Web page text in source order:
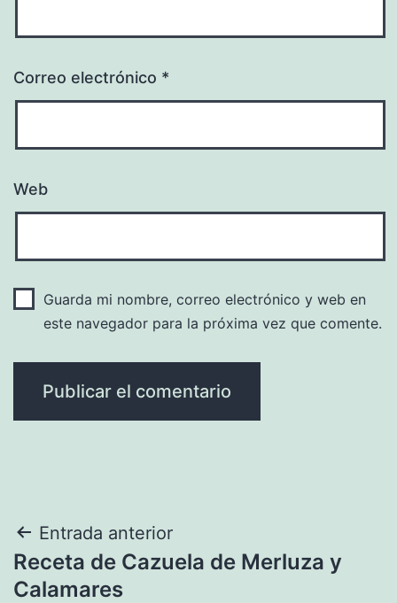
Correo electrónico *
Web
Guarda mi nombre, correo electrónico y web en
este navegador para la próxima vez que comente.
Navegación
de
Entrada anterior
Receta de Cazuela de Merluza y
Calamares